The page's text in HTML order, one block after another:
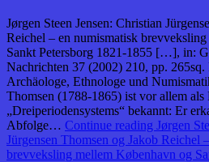
Jørgen Steen Jensen: Christian
Reichel – en numismatisk
Sankt Petersborg 1821-1855 […], in:
Nachrichten 37 (2002) 210, pp.
Archäologe, Ethnologe und
Thomsen (1788-1865) ist vor allem als
„Dreiperiodensystems“ bekannt: Er
Abfolge… Continue reading Jørgen
Jürgensen Thomsen og Jakob Reichel
brevveksling mellem København og